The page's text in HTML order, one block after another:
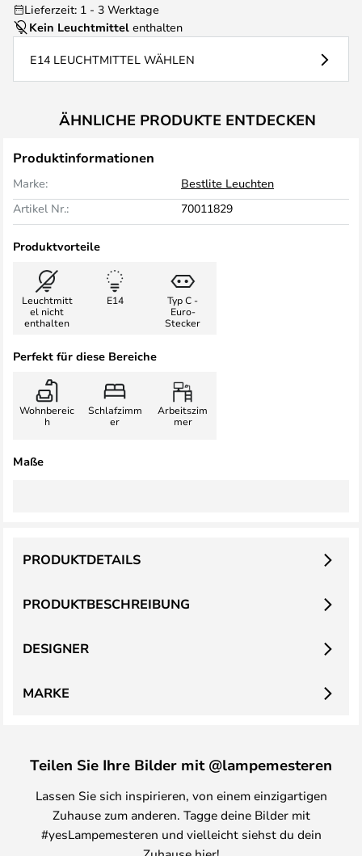
Lieferzeit: 1 - 3 Werktage
Kein Leuchtmittel enthalten
E14 LEUCHTMITTEL WÄHLEN
ÄHNLICHE PRODUKTE ENTDECKEN
Produktinformationen
Marke:
Bestlite Leuchten
Artikel Nr.:
70011829
Produktvorteile
Leuchtmitt
el nicht
enthalten
E14
Typ C -
Euro-
Stecker
Perfekt für diese Bereiche
Wohnbereic
h
Schlafzimm
er
Arbeitszim
mer
Maße
PRODUKTBESCHREIBUNG
PRODUKTDETAILS
DESIGNER
MARKE
Teilen Sie Ihre Bilder mit @lampemesteren
Lassen Sie sich inspirieren, von einem einzigartigen
Zuhause zum anderen. Tagge deine Bilder mit
#yesLampemesteren und vielleicht siehst du dein